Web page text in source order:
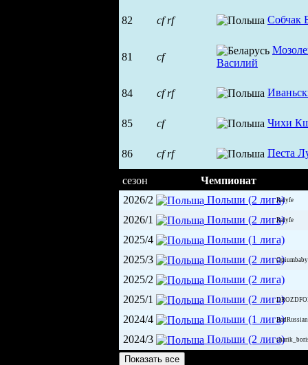
82 cf rf Собчак
81 cf
Василий
84 cf rf
85 cf Чихи
86 cf rf Песта
сезон
Чемпионат
2026/2
Польши (2 лига)Ralyfe
2026/1 Польши (2 лига)Ralyfe
2025/4
Польши (1 лига)
2025/3
Польши (2 лига)Opiumbaby
2025/2
Польши (2 лига)
2025/1
Польши (2 лига)
2024/4 Польши (1 лига)BadRussian
2024/3 Польши (2 лига)
Показать все
Ледовая арена Груец (4 000)